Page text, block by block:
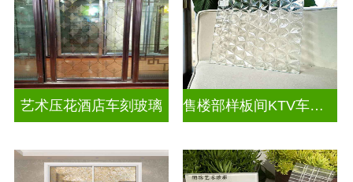
艺术压花酒店车刻玻璃 售楼部样板间KTV车刻玻璃